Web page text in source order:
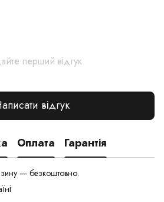
перший відгук
відгук
Оплата Гарантія
— безкоштовно.